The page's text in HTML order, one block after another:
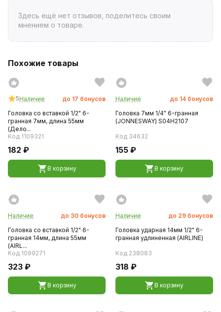
Здесь ещё нет отзывов, поделитесь своим
мнением о товаре.
Похожие товары
5Наличие до 17 бонусов
Головка со вставкой 1/2" 6-
гранная 7мм, длина 55мм
(Дело...
Код 1109321
182 ₽
В корзину
Наличие до 14 бонусов
Головка 7мм 1/4" 6-гранная
(JONNESWAY) S04H2107
Код 34632
155 ₽
В корзину
Наличие до 30 бонусов
Головка со вставкой 1/2" 6-
гранная 14мм, длина 55мм
(AIRL...
Код 1099271
323 ₽
В корзину
Наличие до 29 бонусов
Головка ударная 14мм 1/2" 6-
гранная удлиненная (AIRLINE)
Код 238083
318 ₽
В корзину